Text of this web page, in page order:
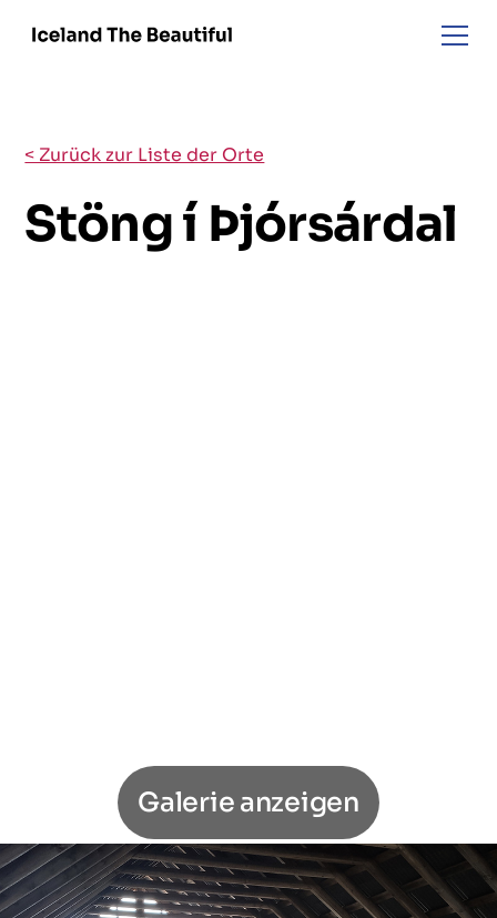
< Zurück zur Liste der Orte
Stöng í Þjórsárdal
Galerie anzeigen